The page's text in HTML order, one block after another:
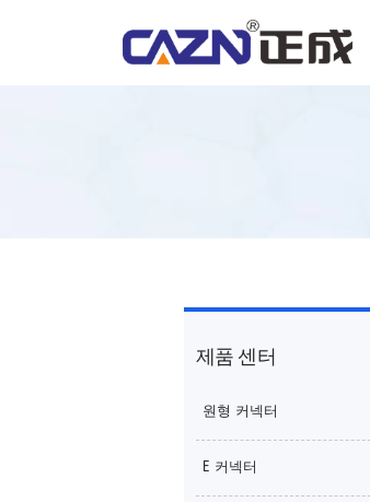
제품 센터
원형 커넥터
E 커넥터